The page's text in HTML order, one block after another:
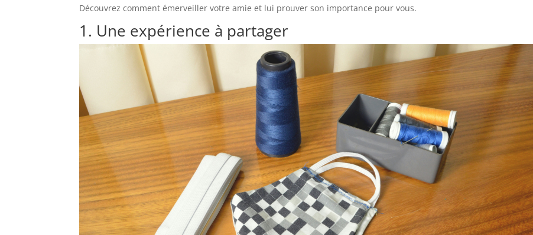
Découvrez comment émerveiller votre amie et lui prouver son importance pour vous.
1. Une expérience à partager